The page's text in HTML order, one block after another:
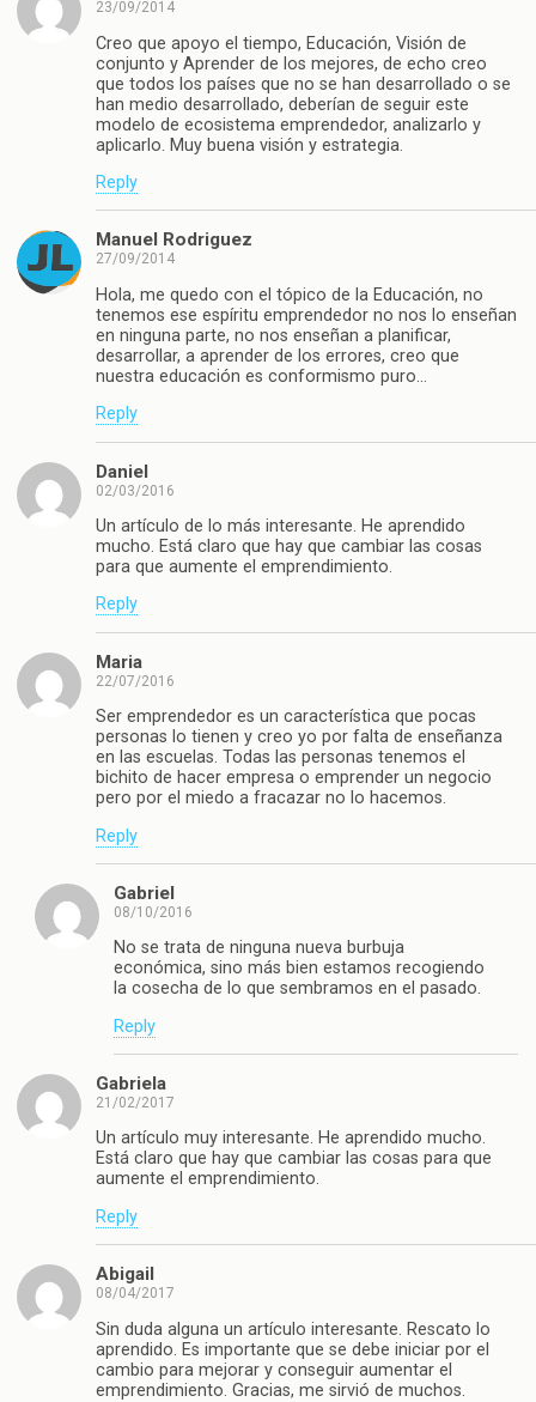
23/09/2014
Creo que apoyo el tiempo, Educación, Visión de
conjunto y Aprender de los mejores, de echo creo
que todos los países que no se han desarrollado o se
han medio desarrollado, deberían de seguir este
modelo de ecosistema emprendedor, analizarlo y
aplicarlo. Muy buena visión y estrategia.
Reply
Manuel Rodriguez
27/09/2014
Hola, me quedo con el tópico de la Educación, no
tenemos ese espíritu emprendedor no nos lo enseñan
en ninguna parte, no nos enseñan a planificar,
desarrollar, a aprender de los errores, creo que
nuestra educación es conformismo puro…
Reply
Daniel
02/03/2016
Un artículo de lo más interesante. He aprendido
mucho. Está claro que hay que cambiar las cosas
para que aumente el emprendimiento.
Reply
Maria
22/07/2016
Ser emprendedor es un característica que pocas
personas lo tienen y creo yo por falta de enseñanza
en las escuelas. Todas las personas tenemos el
bichito de hacer empresa o emprender un negocio
pero por el miedo a fracazar no lo hacemos.
Reply
Gabriel
08/10/2016
No se trata de ninguna nueva burbuja
económica, sino más bien estamos recogiendo
la cosecha de lo que sembramos en el pasado.
Reply
Gabriela
21/02/2017
Un artículo muy interesante. He aprendido mucho.
Está claro que hay que cambiar las cosas para que
aumente el emprendimiento.
Reply
Abigail
08/04/2017
Sin duda alguna un artículo interesante. Rescato lo
aprendido. Es importante que se debe iniciar por el
cambio para mejorar y conseguir aumentar el
emprendimiento. Gracias, me sirvió de muchos.